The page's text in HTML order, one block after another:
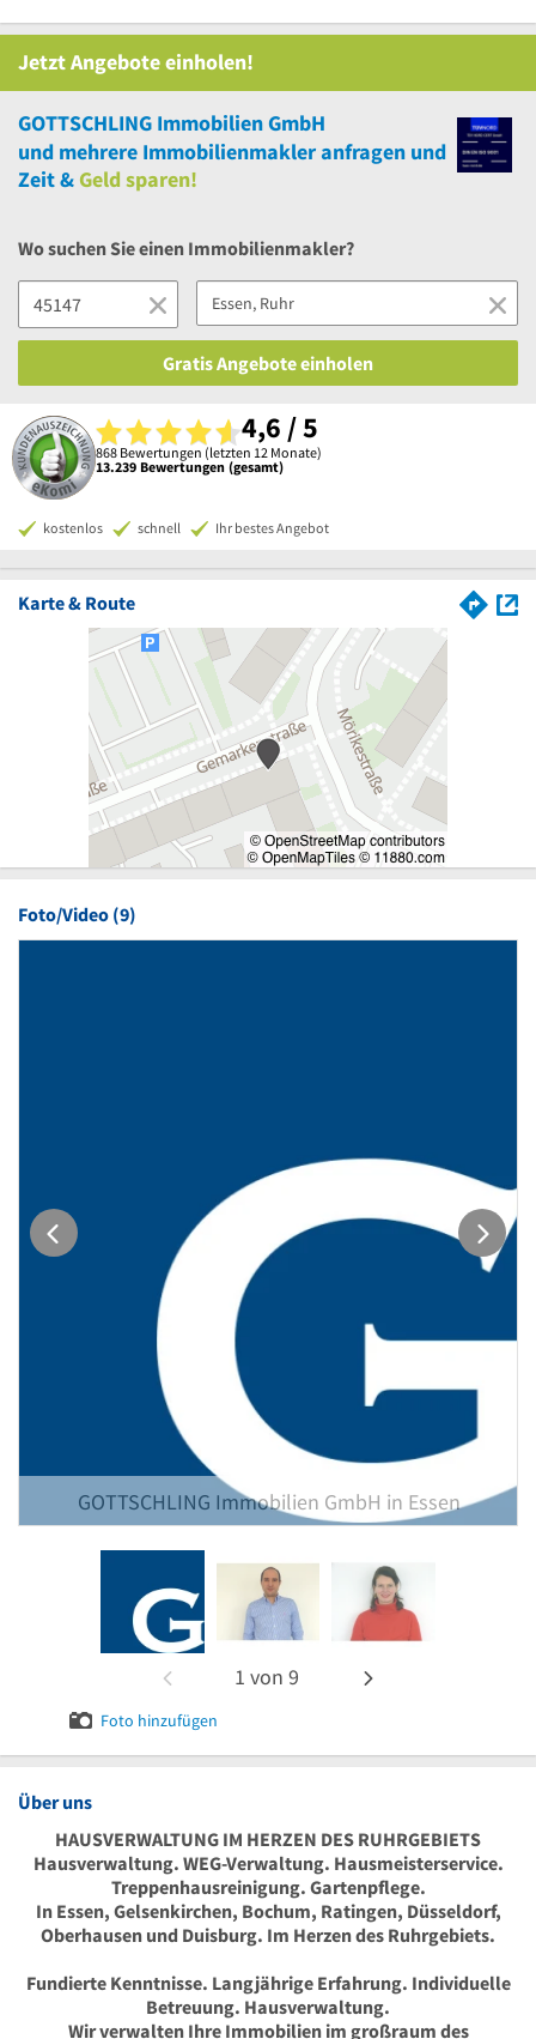
Jetzt Angebote einholen!
GOTTSCHLING Immobilien GmbH
und mehrere Immobilienmakler anfragen und
Zeit &Geld sparen!
Wo suchen Sie einen Immobilienmakler?
Gratis Angebote einholen
4,6 / 5
868 Bewertungen (letzten 12 Monate)
13.239 Bewertungen (gesamt)
kostenlos schnell Ihr bestes Angebot
Karte & Route
Foto/Video (9)
GOTTSCHLING Immobilien GmbH in Essen
1 von 9
Foto hinzufügen
Über uns
HAUSVERWALTUNG IM HERZEN DES RUHRGEBIETS
Hausverwaltung. WEG-Verwaltung. Hausmeisterservice.
Treppenhausreinigung. Gartenpflege.
In Essen, Gelsenkirchen, Bochum, Ratingen, Düsseldorf,
Oberhausen und Duisburg. Im Herzen des Ruhrgebiets.
Fundierte Kenntnisse. Langjährige Erfahrung. Individuelle
Betreuung. Hausverwaltung.
Wir verwalten Ihre Immobilien im großraum des